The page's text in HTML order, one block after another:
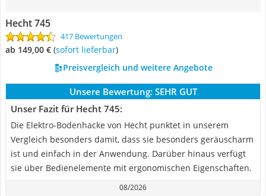
Hecht 745
417 Bewertungen
ab 149,00 € ( Sofort lieferbar)
Preisvergleich und weitere Angebote
Unsere Bewertung: SEHR GUT
Unser Fazit für Hecht 745:
Die Elektro-Bodenhacke von Hecht punktet in unserem
Vergleich besonders damit, dass sie besonders geräuscharm
ist und einfach in der Anwendung. Darüber hinaus verfügt
sie über Bedienelemente mit ergonomischen Eigenschaften.
08/2026